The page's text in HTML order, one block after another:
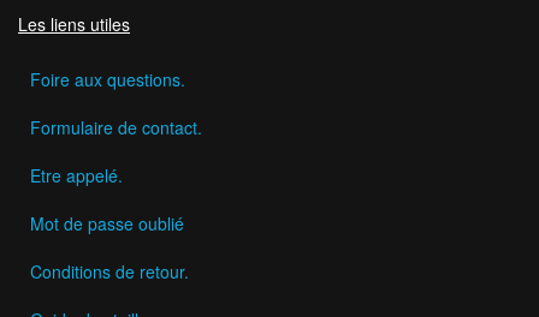
Les liens utiles
Foire aux questions.
Formulaire de contact.
Etre appelé.
Mot de passe oublié
Conditions de retour.